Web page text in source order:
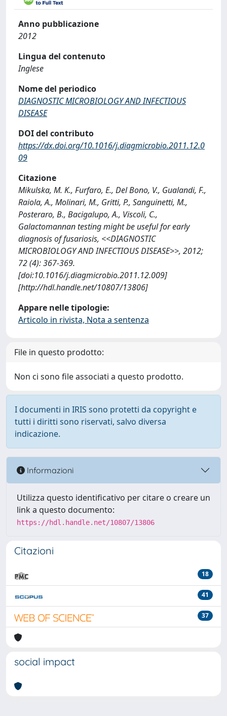
Anno pubblicazione
2012
Lingua del contenuto
Inglese
Nome del periodico
DIAGNOSTIC MICROBIOLOGY AND INFECTIOUS
DISEASE
DOI del contributo
https://dx.doi.org/10.1016/j.diagmicrobio.2011.12.0
09
Citazione
Mikulska, M. K., Furfaro, E., Del Bono, V., Gualandi, F.,
Raiola, A., Molinari, M., Gritti, P., Sanguinetti, M.,
Posteraro, B., Bacigalupo, A., Viscoli, C.,
Galactomannan testing might be useful for early
diagnosis of fusariosis, <<DIAGNOSTIC
MICROBIOLOGY AND INFECTIOUS DISEASE>>, 2012;
72 (4): 367-369.
[doi:10.1016/j.diagmicrobio.2011.12.009]
[http://hdl.handle.net/10807/13806]
Appare nelle tipologie:
Articolo in rivista, Nota a sentenza
File in questo prodotto:
Non ci sono file associati a questo prodotto.
I documenti in IRIS sono protetti da copyright e
tutti i diritti sono riservati, salvo diversa
indicazione.
Informazioni
Utilizza questo identificativo per citare o creare un
link a questo documento:
https://hdl.handle.net/10807/13806
Citazioni
18
41
37
social impact